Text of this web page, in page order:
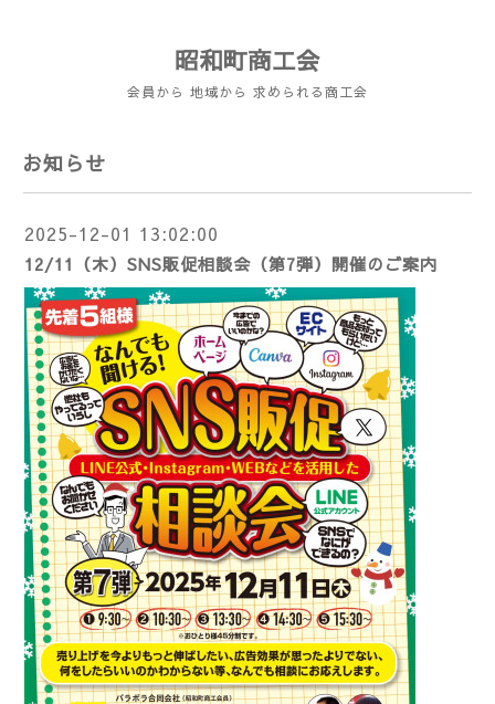
昭和町商工会
会員から 地域から 求められる商工会
お知らせ
2025-12-01 13:02:00
12/11（木）SNS販促相談会（第7弾）開催のご案内